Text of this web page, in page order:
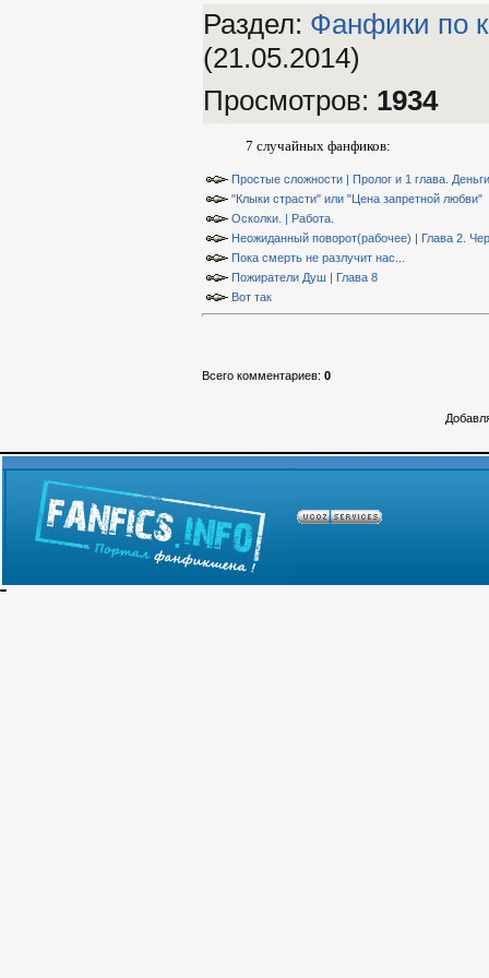
Раздел: Фанфики по
(21.05.2014)
Просмотров: 1934
7 случайных фанфиков:
Простые сложности | Пролог и 1 глава. Деньги
"Клыки страсти" или "Цена запретной любви"
Осколки. | Работа.
Неожиданный поворот(рабочее) | Глава 2.
Пока смерть не разлучит нас...
Пожиратели Душ | Глава 8
Вот так
Всего комментариев: 0